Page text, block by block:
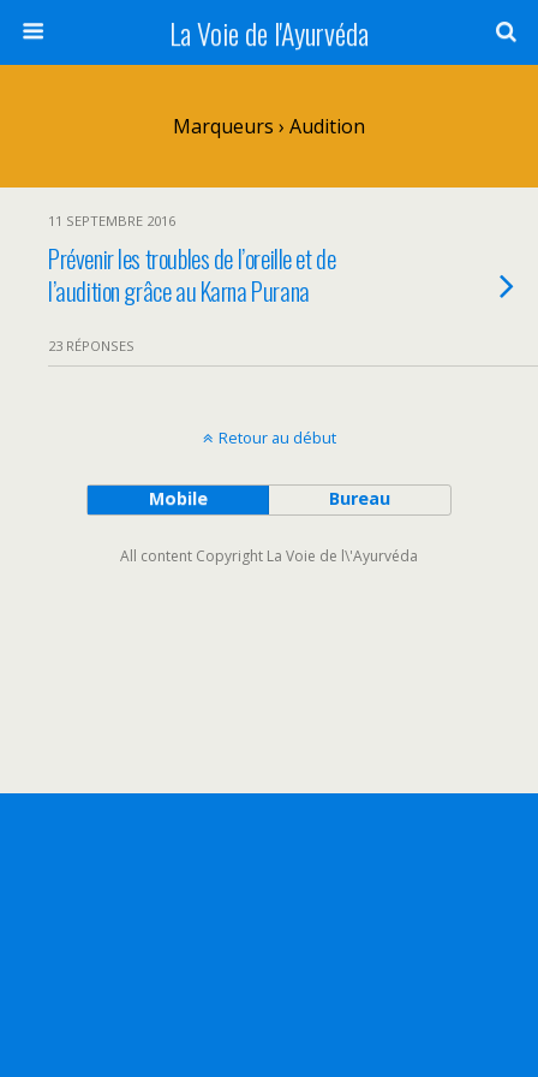
La Voie de l'Ayurvéda
Marqueurs › Audition
11 SEPTEMBRE 2016
Prévenir les troubles de l’oreille et de
l’audition grâce au Karna Purana
23 RÉPONSES
Retour au début
Mobile Bureau
All content Copyright La Voie de l\'Ayurvéda